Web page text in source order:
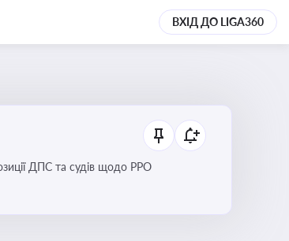
ВХІД ДО LIGA360
зміни щодо використання реєстраторів розрахункових операцій, аналіз законодавства про РРО, позиції ДПС та судів щодо РРО